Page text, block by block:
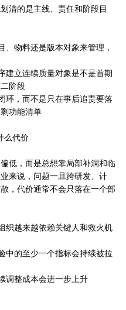
清的是主线、责任和阶段目
物料还是版本对象来管理，
建立连续质量对象是不是首期
阶段
环，而不是只在事后追责要落
功能清单
么代价
低，而是总想靠局部补洞和临
来说，问题一旦跨研发、计
，代价通常不会只落在一个部
织越来越依赖关键人和救火机
中的至少一个指标会持续被拉
调整成本会进一步上升